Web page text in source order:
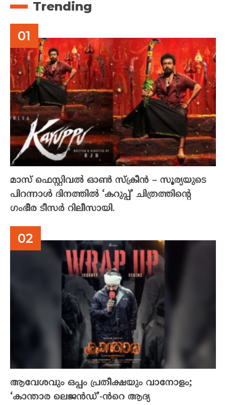
Trending
മാസ് ഫെസ്റ്റിവൽ ഓൺ സ്‌ക്രീൻ – സൂര്യയുടെ
പിറന്നാൾ ദിനത്തിൽ ‘കറുപ്പ്’ ചിത്രത്തിന്റെ
ഗംഭീര ടീസർ റിലീസായി.
ആവേശവും ഒപ്പം പ്രതീക്ഷയും വാനോളം;
‘കാന്താര ലെജൻഡ്’-ൻറെ ആദ്യ